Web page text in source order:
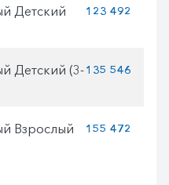
Детский
123 492
Детский (3-135 546
Взрослый
155 472